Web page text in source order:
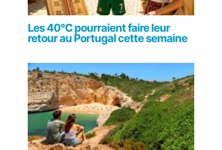
Les 40°C pourraient faire leur
retour au Portugal cette semaine